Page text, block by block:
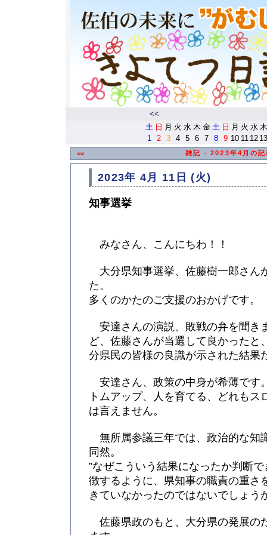
<<
土 日 月 火 水 木 金 土 日 月 火 水 木
1
2 3 4 5 6 7 8 9 10 11 12 13
<< 雑記 - 2023年4月の記
2023年 4月 11日 (火)
知事選挙
みなさん、こんにちわ！！
大分県知事選挙、佐藤樹一郎さん
た。
多くのかたのご支援のおかげです。
安達さんの演説、敗戦の弁を聞き
ど、佐藤さんが当選して良かったと
分県民の皆様の良識が示された結果
安達さん、政策の中身が希薄です
トムアップ、人を育てる、どれもス
は言えません。
無所属参議三年では、政治的な知
同然。
”なぜこういう結果になったか判断
徴するように、県知事の職責の重さ
きていなかったのではないでしょう
佐藤県政のもと、大分県の発展の